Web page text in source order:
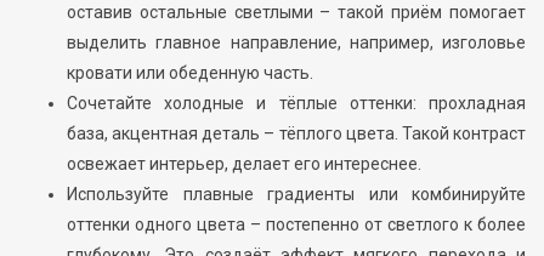
оставив остальные светлыми – такой приём помогает
выделить главное направление, например, изголовье
кровати или обеденную часть.
Сочетайте холодные и тёплые оттенки: прохладная
база, акцентная деталь – тёплого цвета. Такой контраст
освежает интерьер, делает его интереснее.
Используйте плавные градиенты или комбинируйте
оттенки одного цвета – постепенно от светлого к более